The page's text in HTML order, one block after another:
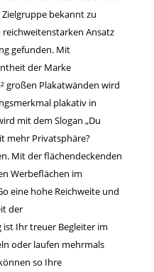
bekannt zu
Ansatz
gefunden. Mit
der Marke
großen Plakatwänden wird
plakativ in
mit dem Slogan „Du
mehr Privatsphäre?
Mit der flächendeckenden
Werbeflächen im
eine hohe Reichweite und
der
ist Ihr treuer Begleiter im
oder laufen mehrmals
so Ihre